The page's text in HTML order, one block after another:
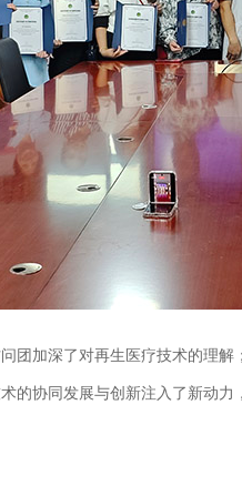
加深了对再生医疗技术的理解
的协同发展与创新注入了新动